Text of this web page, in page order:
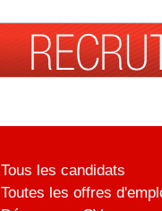
Tous les candidats
Toutes les offres